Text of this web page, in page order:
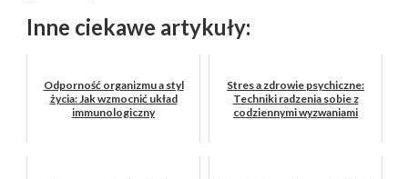
Inne ciekawe artykuły:
Odporność organizmu a styl
życia: Jak wzmocnić układ
immunologiczny
Stres a zdrowie psychiczne:
Techniki radzenia sobie z
codziennymi wyzwaniami